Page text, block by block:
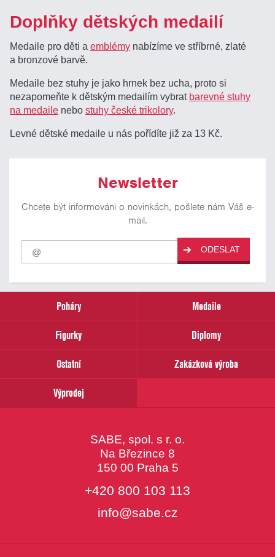
Doplňky dětských medailí
Medaile pro děti aemblémy nabízíme ve stříbrné, zlaté
a bronzové barvě.
Medaile bez stuhy je jako hrnek bez ucha, proto si
nezapomeňte k dětským medailím vybrat barevné stuhy
na medaile nebostuhy české trikolory.
Levné dětské medaile u nás pořídíte již za 13 Kč.
Newsletter
Chcete být informováni o novinkách, pošlete nám Váš e-
mail.
Pro
odběr
našich
email
ODESLAT
Poháry
Medaile
Figurky
Diplomy
Ostatní
Zakázková výroba
Výprodej
SABE, spol. s r. o.
Na Březince 8
150 00 Praha 5
+420 800 103 113
info@sabe.cz